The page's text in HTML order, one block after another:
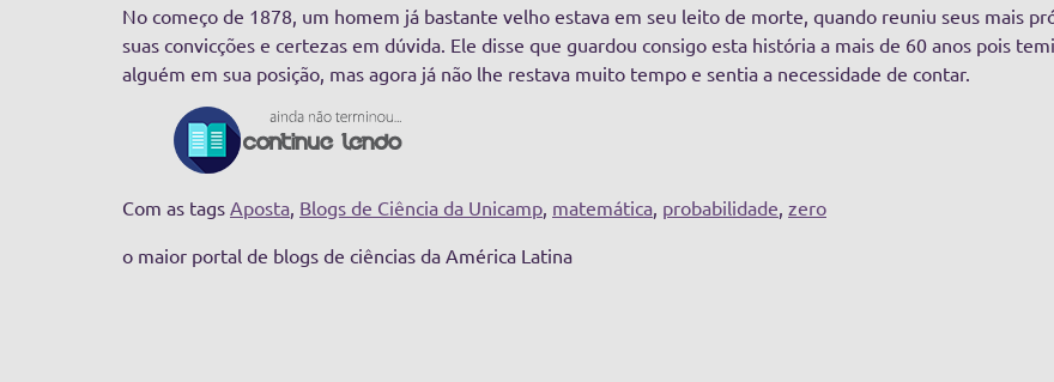
No começo de 1878, um homem já bastante velho estava em seu leito de morte, quando reuniu seus mais
suas convicções e certezas em dúvida. Ele disse que guardou consigo esta história a mais de 60 anos pois
alguém em sua posição, mas agora já não lhe restava muito tempo e sentia a necessidade de contar.
Com as tags Aposta, Blogs de Ciência da Unicamp, matemática, probabilidade, zero
o maior portal de blogs de ciências da América Latina